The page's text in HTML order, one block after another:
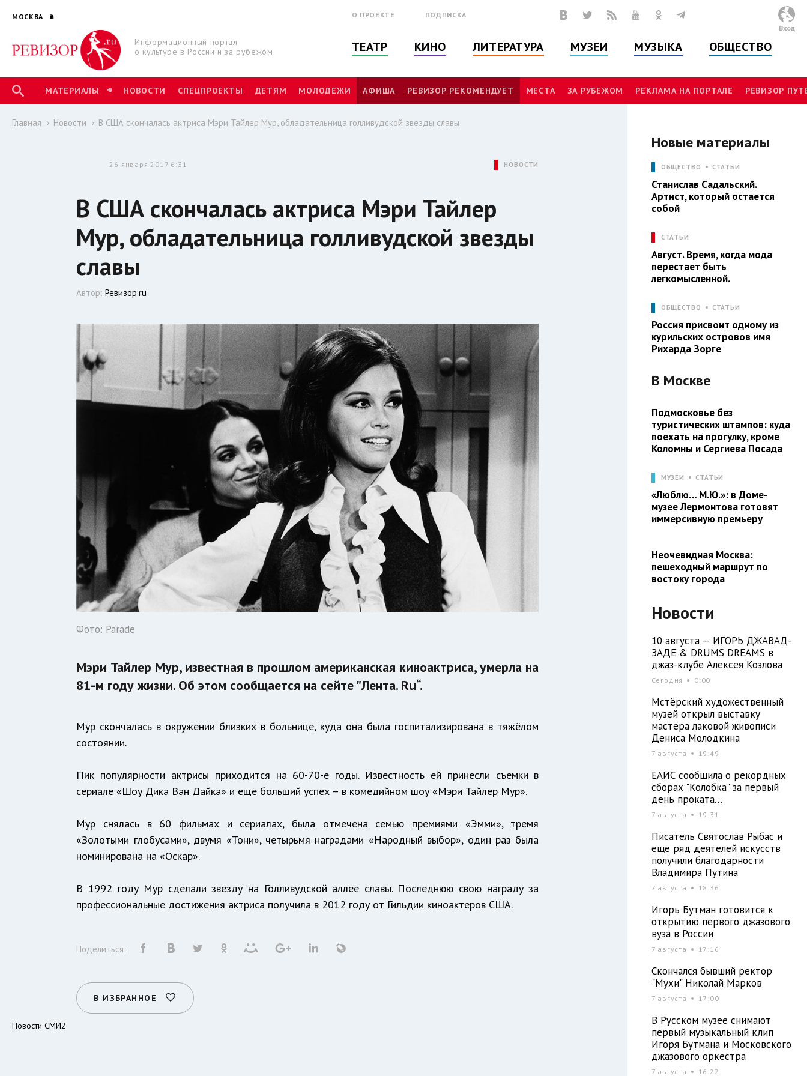
МОСКВА
Информационный портал
о культуре в России и за рубежом
О ПРОЕКТЕ ПОДПИСКА
ТЕАТР КИНО ЛИТЕРАТУРА МУЗЕИ МУЗЫКА ОБЩЕСТВО
Вход
МАТЕРИАЛЫ НОВОСТИ СПЕЦПРОЕКТЫ ДЕТЯМ МОЛОДЕЖИ АФИША РЕВИЗОР РЕКОМЕНДУЕТ МЕСТА ЗА РУБЕЖОМ РЕКЛАМА НА ПОРТАЛЕ РЕВИЗОР
Главная Новости В США скончалась актриса Мэри Тайлер Мур, обладательница голливудской звезды славы
26 января 2017 6:31 НОВОСТИ
В США скончалась актриса Мэри Тайлер
Мур, обладательница голливудской звезды
славы
Автор:Ревизор.ru
Фото: Parade
Мэри Тайлер Мур, известная в прошлом американская киноактриса, умерла на
81-м году жизни. Об этом сообщается на сейте "Лента. Ru“.
Мур скончалась в окружении близких в больнице, куда она была госпитализирована в тяжёлом
состоянии.
Пик популярности актрисы приходится на 60-70-е годы. Известность ей принесли съемки в
сериале «Шоу Дика Ван Дайка» и ещё больший успех – в комедийном шоу «Мэри Тайлер Мур».
Мур снялась в 60 фильмах и сериалах, была отмечена семью премиями «Эмми», тремя
«Золотыми глобусами», двумя «Тони», четырьмя наградами «Народный выбор», один раз была
номинирована на «Оскар».
В 1992 году Мур сделали звезду на Голливудской аллее славы. Последнюю свою награду за
профессиональные достижения актриса получила в 2012 году от Гильдии киноактеров США.
Поделиться:
В ИЗБРАННОЕ
Новости СМИ2
Новые материалы
ОБЩЕСТВО СТАТЬИ
Станислав Садальский.
Артист, который остается
собой
СТАТЬИ
Август. Время, когда мода
перестает быть
легкомысленной.
ОБЩЕСТВО СТАТЬИ
Россия присвоит одному из
курильских островов имя
Рихарда Зорге
В Москве
Подмосковье без
туристических штампов: куда
поехать на прогулку, кроме
Коломны и Сергиева Посада
МУЗЕИ СТАТЬИ
«Люблю… М.Ю.»: в Доме-
музее Лермонтова готовят
иммерсивную премьеру
Неочевидная Москва:
пешеходный маршрут по
востоку города
Новости
10 августа — ИГОРЬ ДЖАВАД-
ЗАДЕ & DRUMS DREAMS в
джаз-клубе Алексея Козлова
Сегодня 0:00
Мстёрский художественный
музей открыл выставку
мастера лаковой живописи
Дениса Молодкина
7 августа 19:49
ЕАИС сообщила о рекордных
сборах "Колобка" за первый
день проката…
7 августа 19:31
Писатель Святослав Рыбас и
еще ряд деятелей искусств
получили благодарности
Владимира Путина
7 августа 18:36
Игорь Бутман готовится к
открытию первого джазового
вуза в России
7 августа 17:16
Скончался бывший ректор
"Мухи" Николай Марков
7 августа 17:00
В Русском музее снимают
первый музыкальный клип
Игоря Бутмана и Московского
джазового оркестра
7 августа 16:22